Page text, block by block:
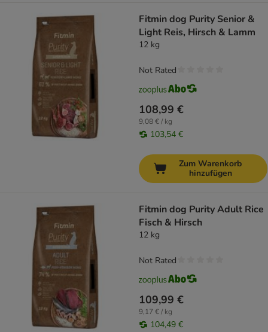
Fitmin dog Purity Senior &
Light Reis, Hirsch & Lamm
12 kg
108,99 €
9,08 € / kg
103,54 €
Not Rated
Zum Warenkorb
hinzufügen
Fitmin dog Purity Adult Rice
Fisch & Hirsch
12 kg
109,99 €
9,17 € / kg
104,49 €
Not Rated